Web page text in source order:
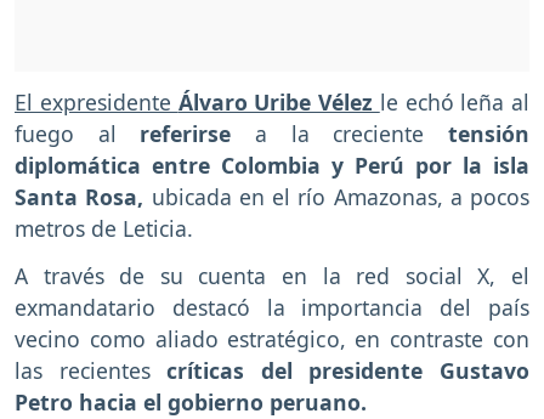
El expresidente Álvaro Uribe Vélez le echó leña al
fuego al referirsea la creciente tensión
diplomática entre Colombia y Perú por la isla
Santa Rosa, ubicada en el río Amazonas, a pocos
metros de Leticia.
A través de su cuenta en la red social X, el
exmandatario destacó la importancia del país
vecino como aliado estratégico, en contraste con
las recientescríticas del presidente Gustavo
Petro hacia el gobierno peruano.